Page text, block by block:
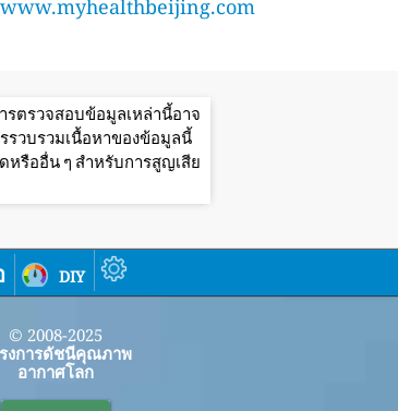
www.myhealthbeijing.com
ตรวจสอบข้อมูลเหล่านี้อาจ
รวบรวมเนื้อหาของข้อมูลนี้
หรืออื่น ๆ สำหรับการสูญเสีย
diy
© 2008-2025
งการดัชนีคุณภาพ
อากาศโลก